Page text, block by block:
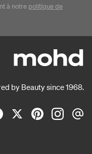
à notre politique de
by Beauty since 1968.